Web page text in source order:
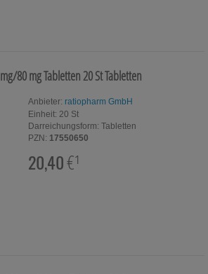
80 mg Tabletten20 StTabletten
Anbieter: ratiopharm GmbH
Einheit: 20 St
Darreichungsform: Tabletten
PZN: 17550650
20,40€¹